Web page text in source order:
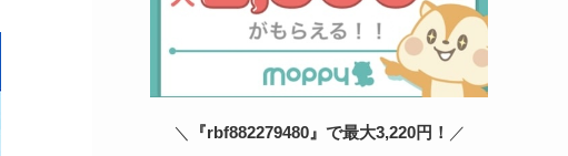
＼ 『rbf882279480』で最大3,220円！ ／